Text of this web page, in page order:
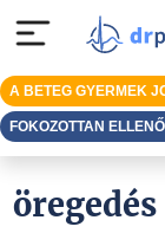
öregedés
A BETEG GYERMEK
FOKOZOTTAN